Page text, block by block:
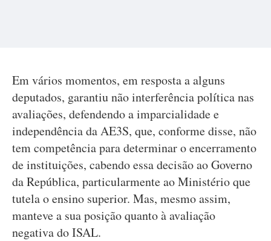
Em vários momentos, em resposta a alguns
deputados, garantiu não interferência política nas
avaliações, defendendo a imparcialidade e
independência da AE3S, que, conforme disse, não
tem competência para determinar o encerramento
de instituições, cabendo essa decisão ao Governo
da República, particularmente ao Ministério que
tutela o ensino superior. Mas, mesmo assim,
manteve a sua posição quanto à avaliação
negativa do ISAL.